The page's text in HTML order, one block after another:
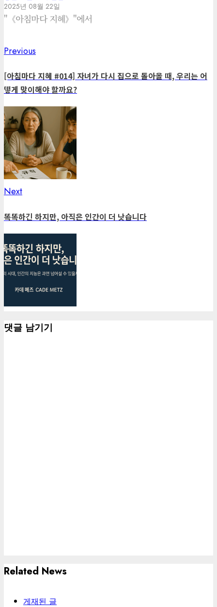
2025년 08월 22일
"《아침마다 지혜》"에서
Post
navigation
Previous
[아침마다 지혜 #014] 자녀가 다시 집으로 돌아올 때, 우리는 어
떻게 맞이해야 할까요?
NextNext
똑똑하긴 하지만, 아직은 인간이 더 낫습니다
댓글 남기기
Related News
게재된 글